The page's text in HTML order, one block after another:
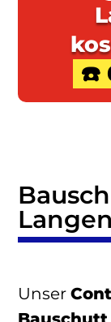
☎️
Langen
Unser